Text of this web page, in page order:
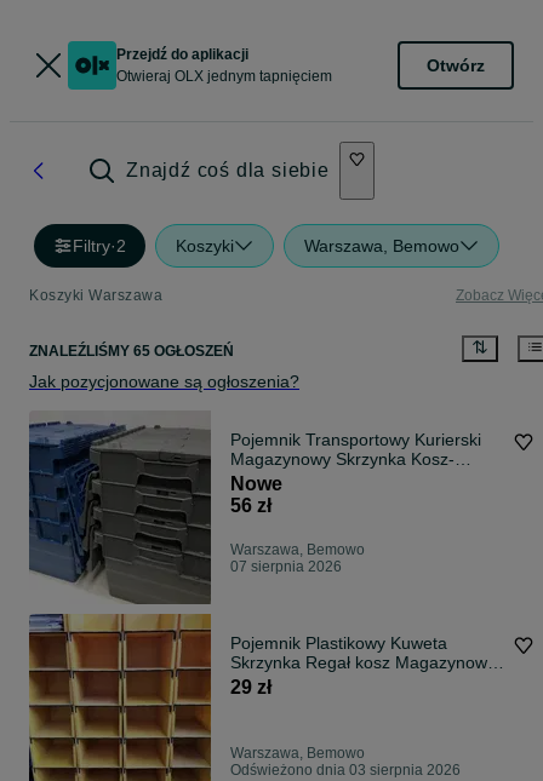
Przejdź do aplikacji
Otwieraj OLX jednym tapnięciem
Otwórz
Znajdź coś dla siebie
Filtry·2 Koszyki Warszawa, Bemowo
Koszyki Warszawa Zobacz
ZNALEŹLIŚMY 65 OGŁOSZEŃ
Jak pozycjonowane są ogłoszenia?
Pojemnik Transportowy Kurierski
Magazynowy Skrzynka Kosz-
60x40x32cm.
Nowe
56 zł
Warszawa, Bemowo
07 sierpnia 2026
Pojemnik Plastikowy Kuweta
Skrzynka Regał kosz Magazynowy
Transportowy
29 zł
Warszawa, Bemowo
Odświeżono dnia 03 sierpnia 2026